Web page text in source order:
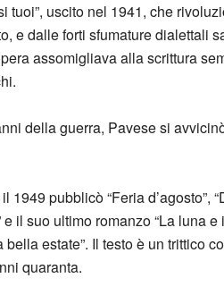
tuoi”, uscito nel 1941, che
e dalle forti sfumature dialettali
assomigliava alla scrittura
della guerra, Pavese si
1949 pubblicò “Feria d’agosto”,
il suo ultimo romanzo “La luna
bella estate”. Il testo è un trittico
quaranta.